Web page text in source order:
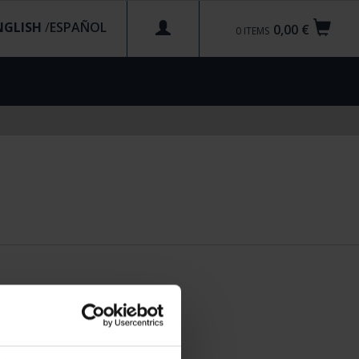
0,00 €
0 ITEMS
/